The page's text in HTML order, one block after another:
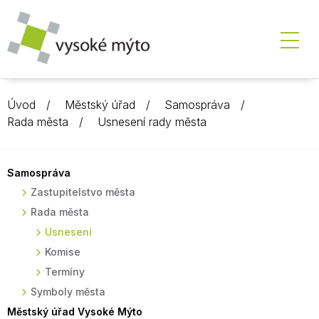
Úvod Městský úřad
Samospráva
Rada města
Usnesení rady města
Samospráva
Zastupitelstvo města
Rada města
Usnesení
Komise
Termíny
Symboly města
Městský úřad Vysoké Mýto